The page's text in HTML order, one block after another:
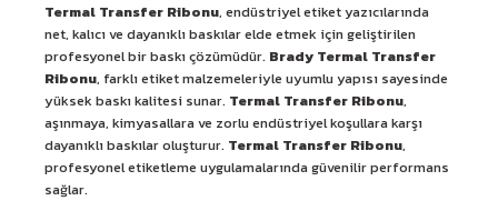
Termal Transfer Ribonu, endüstriyel etiket yazıcılarında
net, kalıcı ve dayanıklı baskılar elde etmek için geliştirilen
profesyonel bir baskı çözümüdür. Brady Termal Transfer
Ribonu, farklı etiket malzemeleriyle uyumlu yapısı sayesinde
yüksek baskı kalitesi sunar. Termal Transfer Ribonu,
aşınmaya, kimyasallara ve zorlu endüstriyel koşullara karşı
dayanıklı baskılar oluşturur. Termal Transfer Ribonu,
profesyonel etiketleme uygulamalarında güvenilir performans
sağlar.